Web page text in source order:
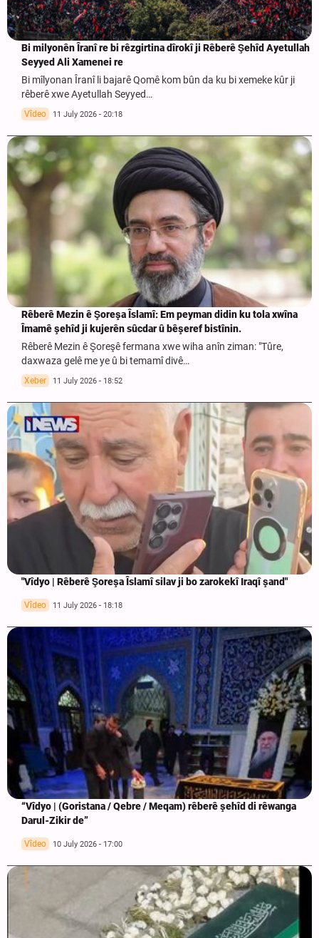
Bi milyonên Îranî re bi rêzgirtina dîrokî ji Rêberê Şehîd Ayetullah
Seyyed Ali Xamenei re
Bi mîlyonan Îranî li bajarê Qomê kom bûn da ku bi xemeke kûr ji
rêberê xwe Ayetullah Seyyed…
Vîdeo 11 July 2026 - 20:18
Rêberê Mezin ê Şoreşa Îslamî: Em peyman didin ku tola xwîna
Îmamê şehîd ji kujerên sûcdar û bêşeref bistînin.
Rêberê Mezin ê Şoreşê fermana xwe wiha anîn ziman: "Tûre,
daxwaza gelê me ye û bi temamî divê…
Xeber 11 July 2026 - 18:52
"Vîdyo | Rêberê Şoreşa Îslamî silav ji bo zarokekî Iraqî şand"
Vîdeo 11 July 2026 - 18:18
“Vîdyo | (Goristana / Qebre / Meqam) rêberê şehîd di rêwanga
Darul-Zikir de”
Vîdeo 10 July 2026 - 17:00